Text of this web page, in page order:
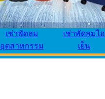
เช่าพัดลม
อุตสาหกรรม
เช่าพัดลมไอ
เย็น